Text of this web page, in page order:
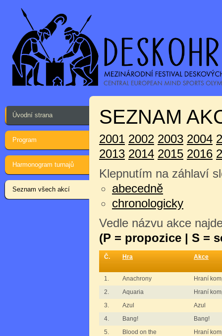
Úvodní strana
Program
Harmonogram turnajů
Seznam všech akcí
SEZNAM
2001 2002 2003 2004
2013 2014 2015 2016
Klepnutím na záhlaví
abecedně
chronologicky
Vedle názvu akce
(P = propozice | S =
Č. Hra Akce
1. Anachrony
Hraní
2.
Aquaria
Hraní
3.
Azul
Azul
4.
Bang!
Bang!
5.
Blood on the
Hraní